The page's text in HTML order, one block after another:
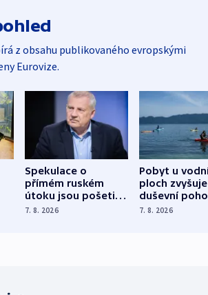
z obsahu publikovaného evropskými
Eurovize.
Spekulace o
přímém ruském
útoku jsou pošetilé,
míní estonský
7. 8. 2026
Pobyt u
ploch zvyšuje
duševní
ukázala
7. 8. 2026